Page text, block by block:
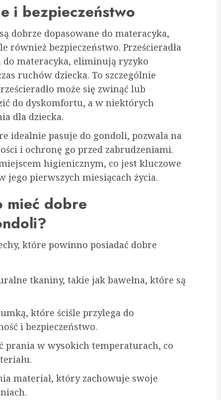
i bezpieczeństwo
dobrze dopasowane do materacyka,
również bezpieczeństwo. Prześcieradła
do materacyka, eliminują ryzyko
ruchów dziecka. To szczególnie
może się zwinąć lub
do dyskomfortu, a w niektórych
dla dziecka.
idealnie pasuje do gondoli, pozwala na
i ochronę go przed zabrudzeniami.
higienicznym, co jest kluczowe
jego pierwszych miesiącach życia.
mieć dobre
które powinno posiadać dobre
tkaniny, takie jak bawełna, które są
które ściśle przylega do
i bezpieczeństwo.
prania w wysokich temperaturach, co
materiał, który zachowuje swoje